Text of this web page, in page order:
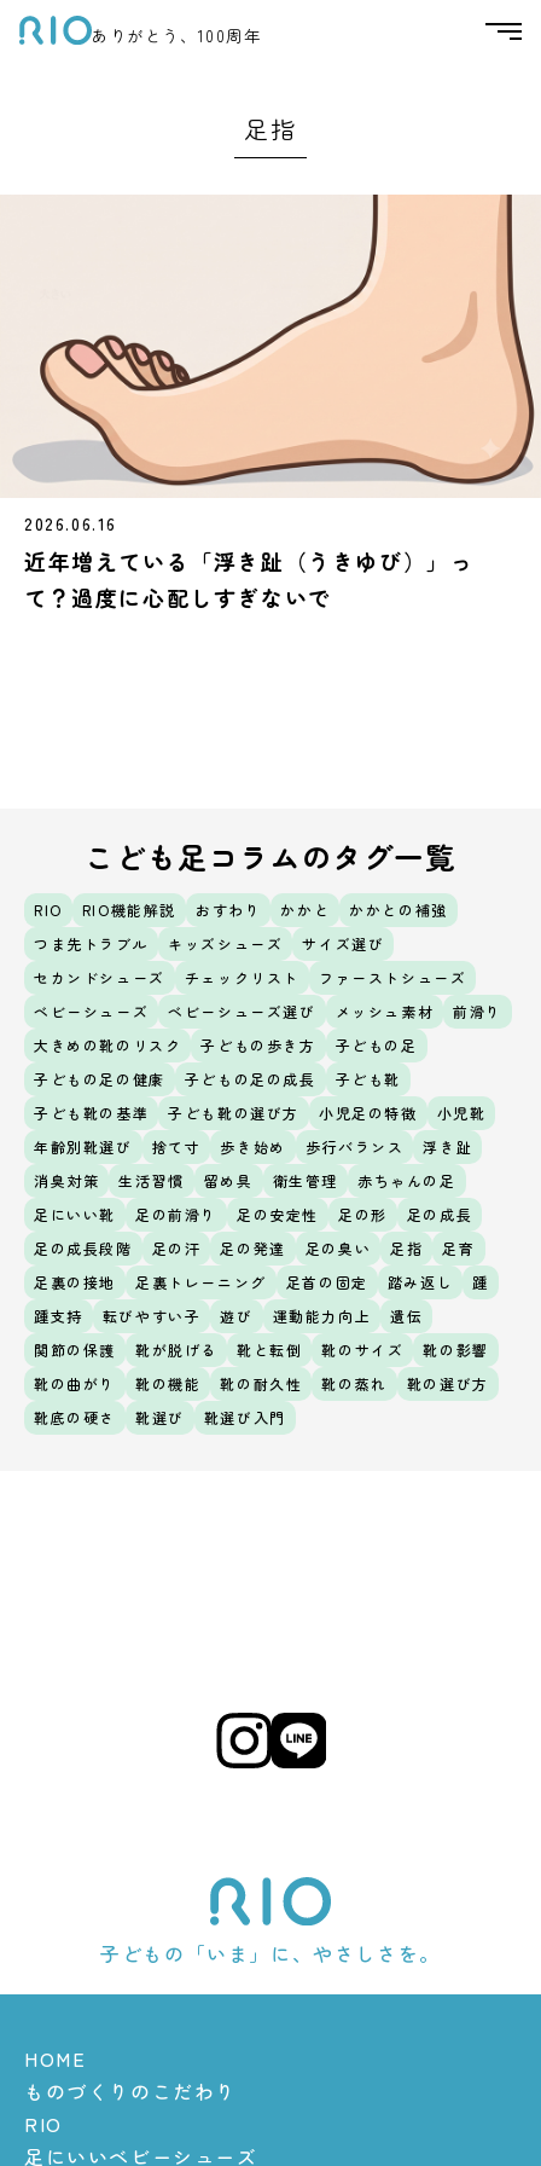
ありがとう、100周年
足指
2026.06.16
近年増えている「浮き趾（うきゆび）」っ
て？過度に心配しすぎないで
こども足コラムのタグ一覧
RIO RIO機能解説 おすわり かかと
かかとの補強
つま先トラブル
キッズシューズ
サイズ選び
セカンドシューズ
チェックリスト
ファーストシューズ
ベビーシューズ
ベビーシューズ選び メッシュ素材
前滑り
大きめの靴のリスク
子どもの歩き方
子どもの足
子どもの足の健康
子どもの足の成長
子ども靴
子ども靴の基準
子ども靴の選び方 小児足の特徴
小児靴
年齢別靴選び
捨て寸 歩き始め 歩行バランス
浮き趾
消臭対策
生活習慣 留め具 衛生管理
赤ちゃんの足
足にいい靴
足の前滑り 足の安定性 足の形
足の成長
足の成長段階
足の汗 足の発達 足の臭い 足指
足育
足裏の接地
足裏トレーニング 足首の固定 踏み返し
踵
踵支持
転びやすい子 遊び 運動能力向上
遺伝
関節の保護
靴が脱げる 靴と転倒 靴のサイズ
靴の影響
靴の曲がり
靴の機能 靴の耐久性 靴の蒸れ
靴の選び方
靴底の硬さ
靴選び 靴選び入門
子どもの「いま」に、やさしさを。
HOME
ものづくりのこだわり
RIO
足にいいベビーシューズ